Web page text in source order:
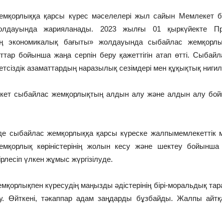
қарсы күрес мәселелері жыл сайын Мемлекет
жарияланады. 2023 жылғы 01 қыркүйекте
экономикалық бағыты» жолдауында сыбайлас
бойынша жаңа серпін беру қажеттігін атап өтті.
азаматтардың наразылық сезімдері мен құқықтық
сыбайлас жемқорлықтың алдын алу және алдын алу
сыбайлас жемқорлыққа қарсы күреске жалпымемлекеттік
көріністерінің жолын кесу және шектеу
үлкен жұмыс жүргізілуде.
күресудің маңызды әдістерінің бірі-моральдық
Өйткені, тәкаппар адам заңдарды бұзбайды. Жалпы